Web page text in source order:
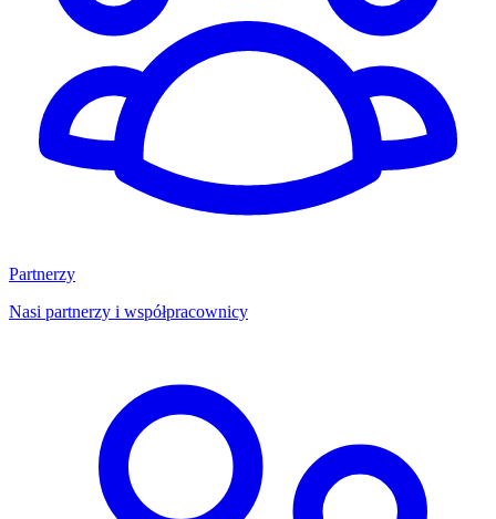
Partnerzy
Nasi partnerzy i współpracownicy